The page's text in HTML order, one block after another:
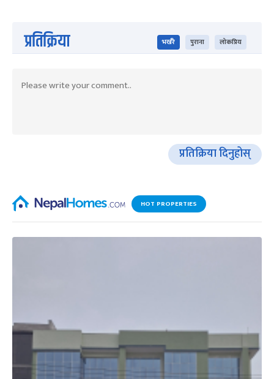
प्रतिक्रिया भर्खरै पुराना लोकप्रिय
प्रतिक्रिया दिनुहोस्
HOT PROPERTIES